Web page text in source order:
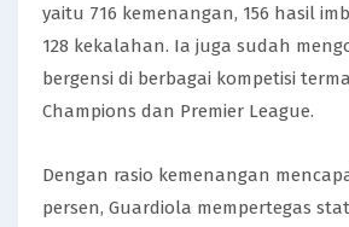
yaitu 716 kemenangan, 156 hasil
128 kekalahan. Ia juga sudah
bergensi di berbagai kompetisi
Champions dan Premier League.
Dengan rasio kemenangan
persen, Guardiola mempertegas